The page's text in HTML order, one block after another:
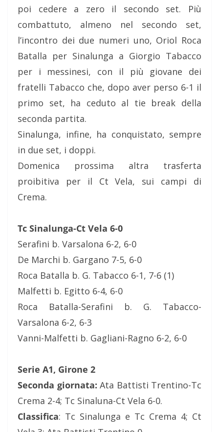
poi cedere a zero il secondo set. Più
combattuto, almeno nel secondo set,
l’incontro dei due numeri uno, Oriol Roca
Batalla per Sinalunga a Giorgio Tabacco
per i messinesi, con il più giovane dei
fratelli Tabacco che, dopo aver perso 6-1 il
primo set, ha ceduto al tie break della
seconda partita.
Sinalunga, infine, ha conquistato, sempre
in due set, i doppi.
Domenica prossima altra trasferta
proibitiva per il Ct Vela, sui campi di
Crema.
Tc Sinalunga-Ct Vela 6-0
Serafini b. Varsalona 6-2, 6-0
De Marchi b. Gargano 7-5, 6-0
Roca Batalla b. G. Tabacco 6-1, 7-6 (1)
Malfetti b. Egitto 6-4, 6-0
Roca Batalla-Serafini b. G. Tabacco-
Varsalona 6-2, 6-3
Vanni-Malfetti b. Gagliani-Ragno 6-2, 6-0
Serie A1, Girone 2
Seconda giornata: Ata Battisti Trentino-Tc
Crema 2-4; Tc Sinaluna-Ct Vela 6-0.
Classifica: Tc Sinalunga e Tc Crema 4; Ct